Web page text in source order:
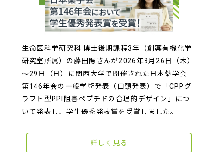
生命医科学研究科 博士後期課程3年（創薬有機化学
研究室所属）の藤田陽さんが2026年3月26日（木）
～29日（日）に関西大学で開催された日本薬学会
第146年会の一般学術発表（口頭発表）で「CPPグ
ラフト型PPI阻害ペプチドの合理的デザイン」につ
いて発表し、学生優秀発表賞を受賞しました。
詳しく見る